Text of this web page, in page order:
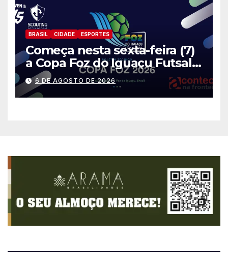
BRASIL CIDADE ESPORTES
Começa nesta sexta-feira (7)
a Copa Foz do Iguaçu Futsal
2026 com equipes de quatro
países
6 DE AGOSTO DE 2026